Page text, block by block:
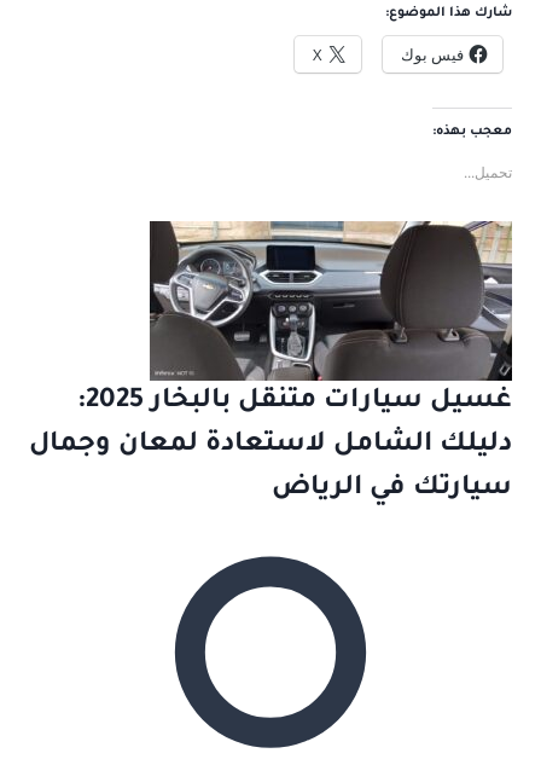
شارك هذا الموضوع:
فيس بوك X
معجب بهذه:
تحميل...
غسيل سيارات متنقل بالبخار 2025:
دليلك الشامل لاستعادة لمعان وجمال
سيارتك في الرياض